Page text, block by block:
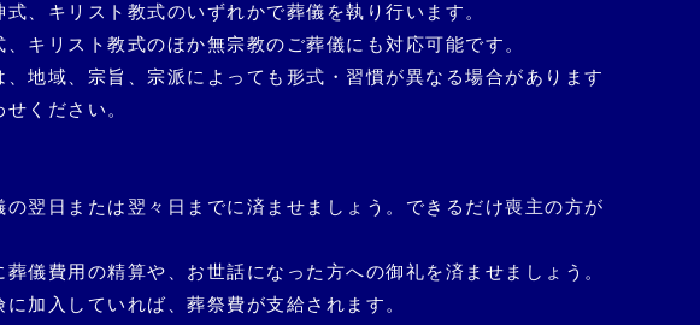
、キリスト教式のいずれかで葬儀を執り行います。
キリスト教式のほか無宗教のご葬儀にも対応可能です。
地域、宗旨、宗派によっても形式・習慣が異なる場合があります
ください。
の翌日または翌々日までに済ませましょう。できるだけ喪主の方が
葬儀費用の精算や、お世話になった方への御礼を済ませましょう。
加入していれば、葬祭費が支給されます。